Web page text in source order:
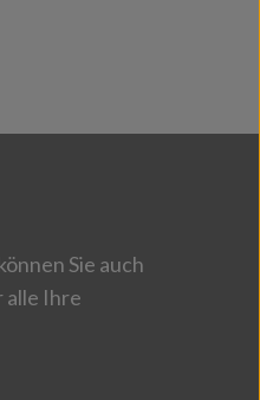
Sie auch
alle Ihre